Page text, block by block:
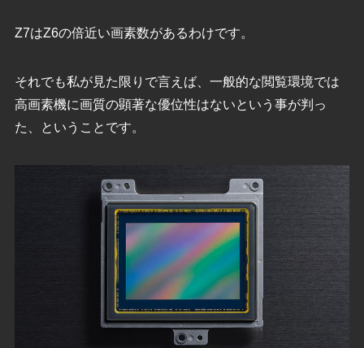
Z7はZ6の倍近い画素数があるわけです。
それでも私が見た限りで言えば、一般的な閲覧環境では
高画素機に画質の顕著な優位性はないという事が判っ
た、ということです。